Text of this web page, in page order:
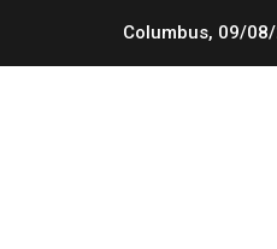
Columbus, 09/